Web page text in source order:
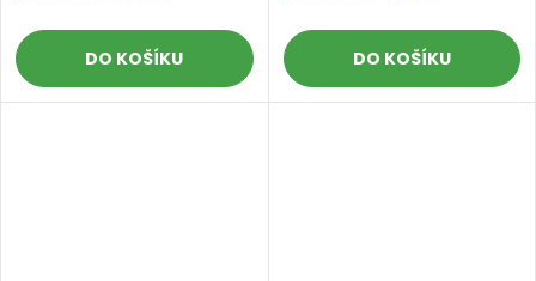
DO KOŠÍKU DO KOŠÍKU